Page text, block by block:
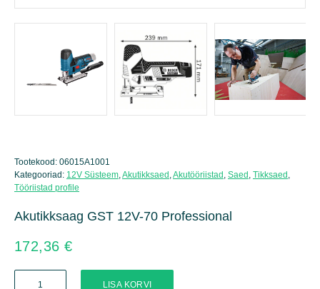
Tootekood: 06015A1001
Kategooriad: 12V Süsteem Akutikksaed Akutööriistad Saed Tikksaed
Tööriistad profile
Akutikksaag GST 12V-70 Professional
172,36 €
LISA KORVI